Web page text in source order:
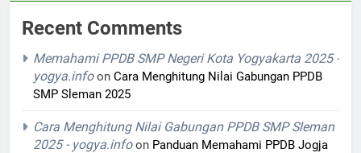
Recent Comments
Memahami PPDB SMP Negeri Kota Yogyakarta 2025 -
yogya.infoon Cara Menghitung Nilai Gabungan PPDB
SMP Sleman 2025
Cara Menghitung Nilai Gabungan PPDB SMP Sleman
2025 - yogya.infoon Panduan Memahami PPDB Jogja